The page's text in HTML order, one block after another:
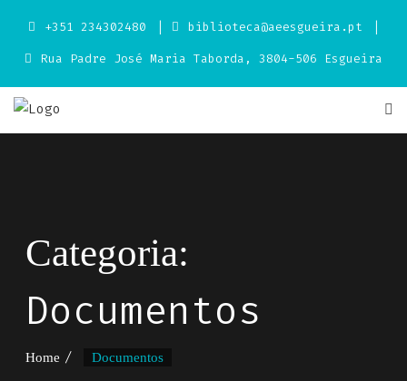
content
+351 234302480 biblioteca@aeesgueira.pt
Rua Padre José Maria Taborda, 3804-506 Esgueira
Categoria:
Documentos
Home Documentos